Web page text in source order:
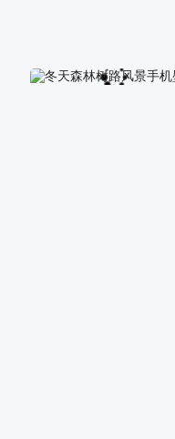
梵高 世界名画手机壁纸